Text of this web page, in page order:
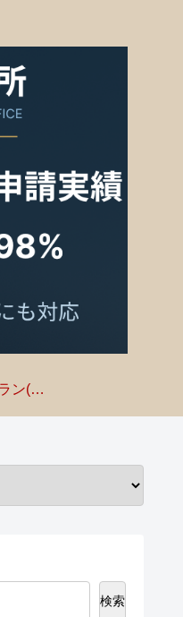
▶段階別単独プラン(サービス・料金)
検索